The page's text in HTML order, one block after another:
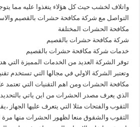
واتلاف لخشب حيث كل هؤلاء يتغذوا عليه مما
التواصل مع شركة مكافحة حشرات بالقصيم
مكافحة الحشرات المختلفة
شركة مكافحة حشرات بالقصيم
خدمات شركة مكافحة حشرات بالقصيم
توفر الشركة العديد من الخدمات المميزة التي
وتعتبر الشركة الاولي في مجالها التي تستخدم
مكافحة الحشرات ومن اهم التقنيات التي تعتمد
الذي يعرف مصدر الحشرات من اين ياتي
الثقوب والفتحات مثلا التي يتعرف عليها الجهاز
الثقوب والشقوق منعا لظهور الحشرات منها مرة